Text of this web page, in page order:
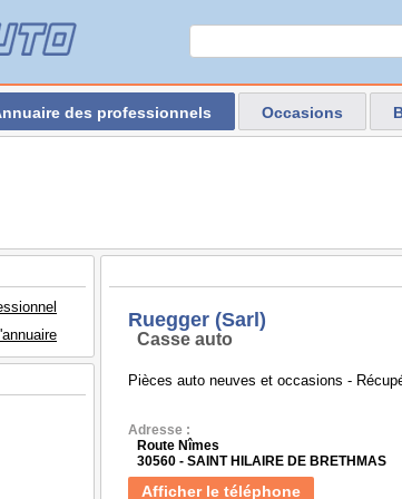
des professionnels Occasions
Ruegger (Sarl)
Casse auto
Pièces auto neuves et occasions -
Adresse :
Route Nîmes
30560 - SAINT HILAIRE DE BRETHMAS
Afficher le téléphone